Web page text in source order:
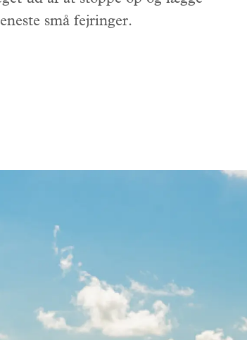
små fejringer.